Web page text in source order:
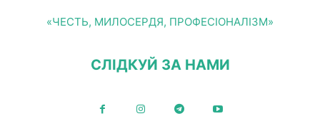
«ЧЕСТЬ, МИЛОСЕРДЯ, ПРОФЕСІОНАЛІЗМ»
СЛІДКУЙ ЗА НАМИ